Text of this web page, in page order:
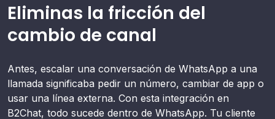
Eliminas la fricción del
cambio de canal
Antes, escalar una conversación de WhatsApp a una
llamada significaba pedir un número, cambiar de app o
usar una línea externa. Con esta integración en
B2Chat, todo sucede dentro de WhatsApp. Tu cliente